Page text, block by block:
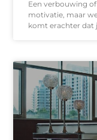
Een verbouwing
motivatie, maar
komt erachter dat